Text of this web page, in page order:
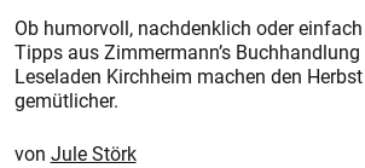
Ob humorvoll, nachdenklich oder
Tipps aus Zimmermann’s
Leseladen Kirchheim machen den
gemütlicher.
Jule Störk